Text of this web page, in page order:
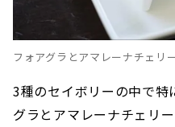
フォアグラとアマレーナチェ
3種のセイボリーの中で
グラとアマレーナチェリ